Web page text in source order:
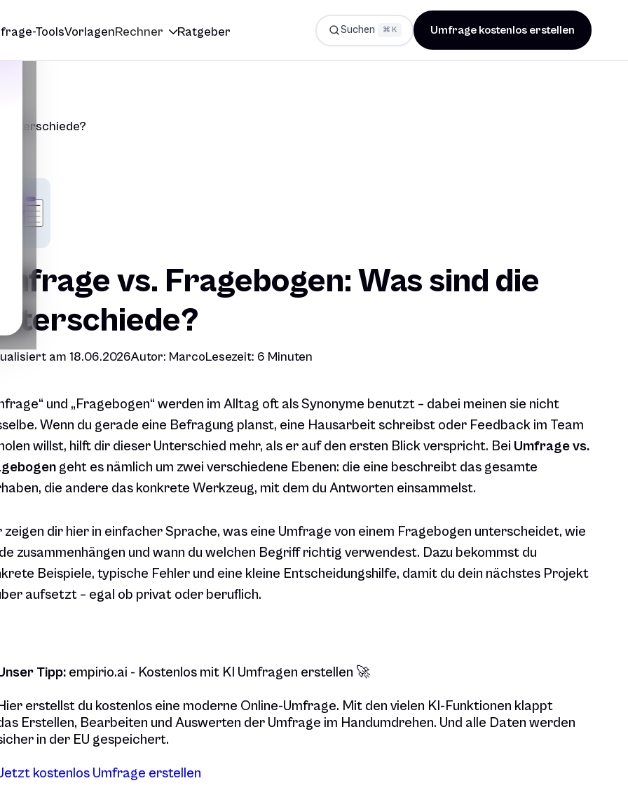
ToolsVorlagenRechner Ratgeber Suchen ⌘ K Umfrage kostenlos erstellen
Unterschiede?
vs. Fragebogen: Was sind die
am18.06.2026Autor: MarcoLesezeit: 6 Minuten
und „Fragebogen“ werden im Alltag oft als Synonyme benutzt – dabei meinen sie nicht
Wenn du gerade eine Befragung planst, eine Hausarbeit schreibst oder Feedback im Team
willst, hilft dir dieser Unterschied mehr, als er auf den ersten Blick verspricht. Bei Umfrage vs.
geht es nämlich um zwei verschiedene Ebenen: die eine beschreibt das gesamte
die andere das konkrete Werkzeug, mit dem du Antworten einsammelst.
zeigen dir hier in einfacher Sprache, was eine Umfrage von einem Fragebogen unterscheidet, wie
zusammenhängen und wann du welchen Begriff richtig verwendest. Dazu bekommst du
Beispiele, typische Fehler und eine kleine Entscheidungshilfe, damit du dein nächstes Projekt
aufsetzt – egal ob privat oder beruflich.
Tipp: empirio.ai - Kostenlos mit KI Umfragen erstellen 🚀
erstellst du kostenlos eine moderne Online-Umfrage. Mit den vielen KI-Funktionen klappt
Erstellen, Bearbeiten und Auswerten der Umfrage im Handumdrehen. Und alle Daten werden
in der EU gespeichert.
kostenlos Umfrage erstellen